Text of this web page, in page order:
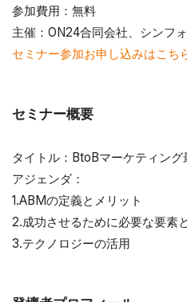
参加費用：無料
主催：ON24合同会社、シンフ
セミナー参加お申し込みはこち
セミナー概要
タイトル：BtoBマーケティング
アジェンダ：
1.ABMの定義とメリット
2.成功させるために必要な要素
3.テクノロジーの活用